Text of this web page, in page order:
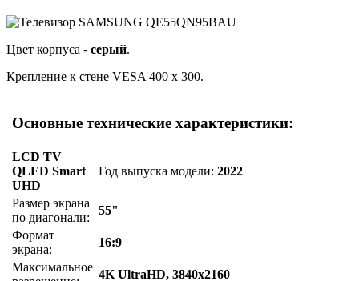
Цвет корпуса - серый.
Крепление к стене VESA 400 x 300.
Основные технические характеристики:
LCD TV
QLED Smart
UHD
Год выпуска модели:2022
Размер экрана
по диагонали:
55"
Формат
экрана:
16:9
Максимальное
4K UltraHD, 3840x2160